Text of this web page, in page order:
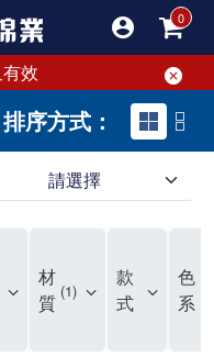
效
排序方式：
請選擇
材
質 1
款
式
色
系